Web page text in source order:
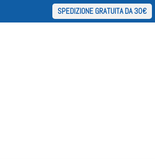
SPEDIZIONE GRATUITA DA 30€